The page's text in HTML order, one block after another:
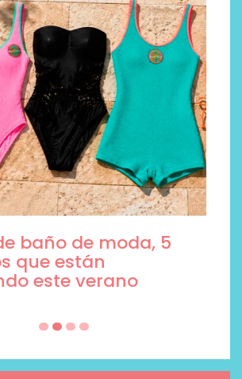
baño de moda, 5
que están
este verano